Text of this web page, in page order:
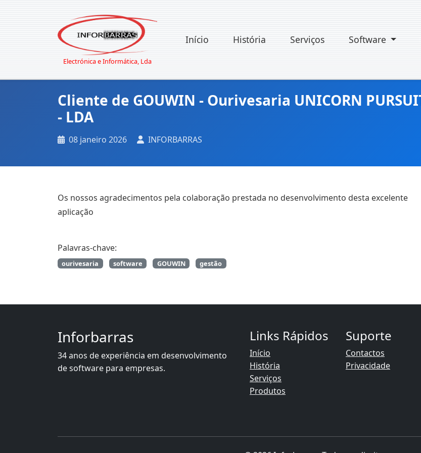
Electrónica e Informática, Lda
Início História Serviços Software
Cliente de GOUWIN - Ourivesaria UNICORN
- LDA
08 janeiro 2026 INFORBARRAS
Os nossos agradecimentos pela colaboração prestada no desenvolvimento desta excelente
aplicação
Palavras-chave:
ourivesaria software GOUWIN gestão
Inforbarras
34 anos de experiência em desenvolvimento
de software para empresas.
Links Rápidos
Início
História
Serviços
Produtos
Suporte
Contactos
Privacidade